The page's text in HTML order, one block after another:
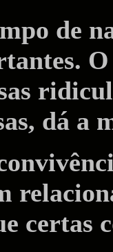
de
dá a
certas